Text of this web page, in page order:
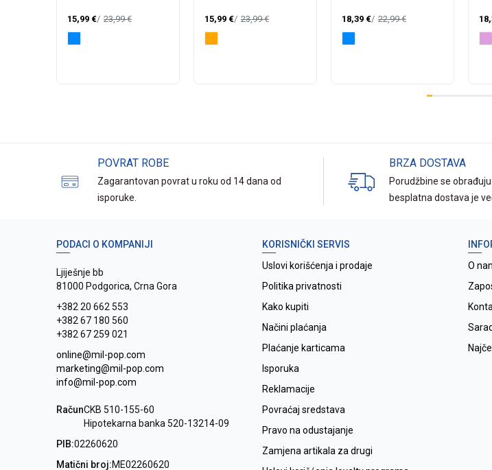
15,99 € 23,99€ 15,99 € 23,99€ 18,39 € 22,99€
POVRAT ROBE
Zagarantovan povrat u roku od 14 dana od
isporuke.
BRZA DOSTAVA
Porudžbine se
besplatna dostava je
PODACI O KOMPANIJI
Ljiješnje bb
81000 Podgorica, Crna Gora
+382 20 662 553
+382 67 180 560
+382 67 259 021
online@mil-pop.com
marketing@mil-pop.com
info@mil-pop.com
RačunCKB 510-155-60
Hipotekarna banka 520-13214-09
PIB:02260620
Matični broj:ME02260620
KORISNIČKI SERVIS
Uslovi korišćenja i prodaje
Politika privatnosti
Kako kupiti
Načini plaćanja
Plaćanje karticama
Isporuka
Reklamacije
Povraćaj sredstava
Pravo na odustajanje
Zamjena artikala za drugi
O